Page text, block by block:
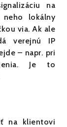
na
lokálny
via. Ak ale
verejnú IP
– napr. pri
Je to
na klientovi